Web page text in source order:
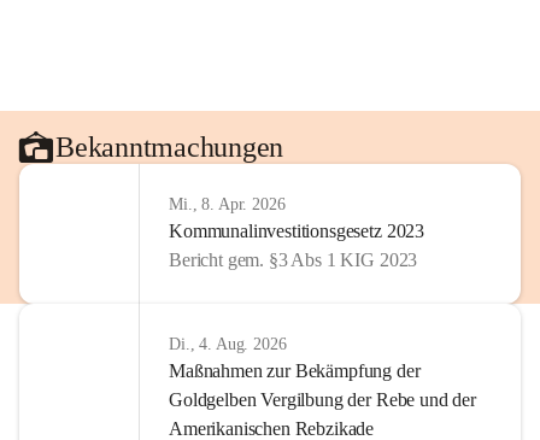
Bekanntmachungen
Mi., 8. Apr. 2026
Kommunalinvestitionsgesetz 2023
Bericht gem. §3 Abs 1 KIG 2023
Di., 4. Aug. 2026
Maßnahmen zur Bekämpfung der
Goldgelben Vergilbung der Rebe und der
Amerikanischen Rebzikade